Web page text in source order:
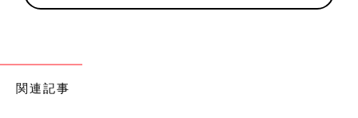
関連記事